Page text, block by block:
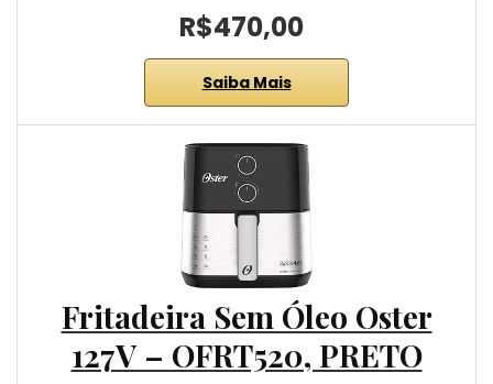
R$470,00
Saiba Mais
Fritadeira Sem Óleo Oster
127V – OFRT520, PRETO